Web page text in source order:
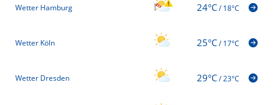
Wetter Hamburg 24°C/18°C
Wetter Köln 25°C/17°C
Wetter Dresden 29°C/23°C